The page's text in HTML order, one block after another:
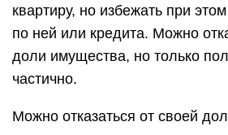
квартиру, но избежать при
по ней или кредита. Можно
доли имущества, но только
частично.
Можно отказаться от своей